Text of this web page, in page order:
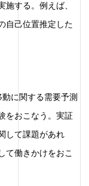
する。例えば、
自己位置推定した
に関する需要予測
をおこなう。実証
して課題があれ
て働きかけをおこ